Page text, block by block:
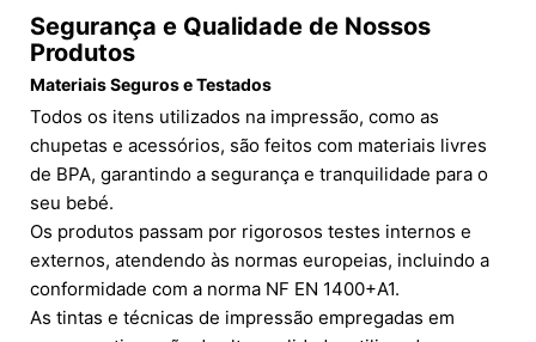
Segurança e Qualidade de Nossos
Produtos
Materiais Seguros e Testados
Todos os itens utilizados na impressão, como as
chupetas e acessórios, são feitos com materiais livres
de BPA, garantindo a segurança e tranquilidade para o
seu bebé.
Os produtos passam por rigorosos testes internos e
externos, atendendo às normas europeias, incluindo a
conformidade com a norma NF EN 1400+A1.
As tintas e técnicas de impressão empregadas em